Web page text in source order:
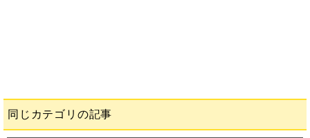
同じカテゴリの記事